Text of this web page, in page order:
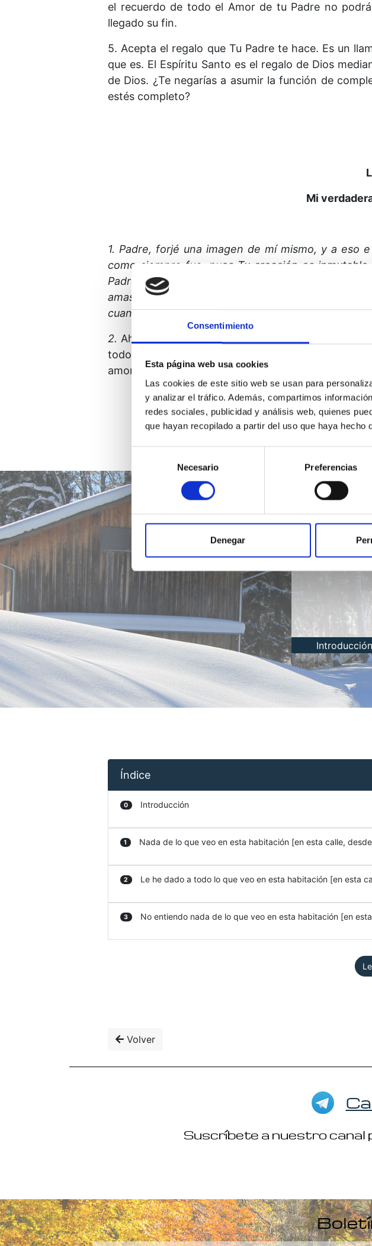
Consentimiento
Esta página web usa cookies
Las cookies de este sitio web se usan para
y analizar el tráfico. Además, compartimos
redes sociales, publicidad y análisis web, quienes
que hayan recopilado a partir del uso que haya hecho
consentimiento
Necesario Preferencias
Denegar
el recuerdo de todo el Amor de tu Padre no
llegado su fin.
5. Acepta el regalo que Tu Padre te hace. Es un
que es. El Espíritu Santo es el regalo de Dios
de Dios. ¿Te negarías a asumir la función de
estés completo?
Mi
1. Padre, forjé una imagen de mí mismo, y a eso
como siempre fue, pues Tu crea­ción es inmutable.
Padre ama. Mi santidad sigue siendo la luz del
amas?
¿No es acaso infinita la luz del Cielo?
¿No
cuanto existe?
2. Ahora todos somos uno en la Identidad que
todo lo creado forma parte de nosotros. Y
así,
amorosamente al mundo, el cual nuestro perdón ha
Introducción
Índice
0 Introducción
1 Nada de lo que veo en esta habitación [en esta calle,
2 Le he dado a todo lo que veo en esta habitación [en esta
3 No entiendo nada de lo que veo en esta habitación [en
Volver
Suscríbete a nuestro canal